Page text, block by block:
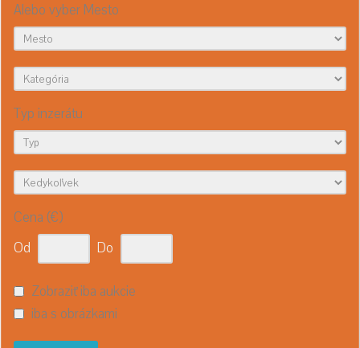
Alebo vyber Mesto
Typ inzerátu
Cena (€)
Od
Do
Zobraziť iba aukcie
iba s obrázkami